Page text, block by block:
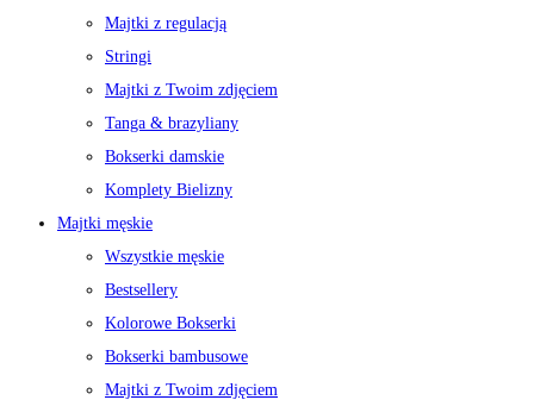
Majtki z regulacją
Stringi
Majtki z Twoim zdjęciem
Tanga & brazyliany
Bokserki damskie
Komplety Bielizny
Majtki męskie
Wszystkie męskie
Bestsellery
Kolorowe Bokserki
Bokserki bambusowe
Majtki z Twoim zdjęciem